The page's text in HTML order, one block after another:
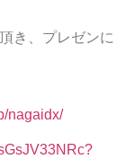
き、プレゼンに
nagaidx/